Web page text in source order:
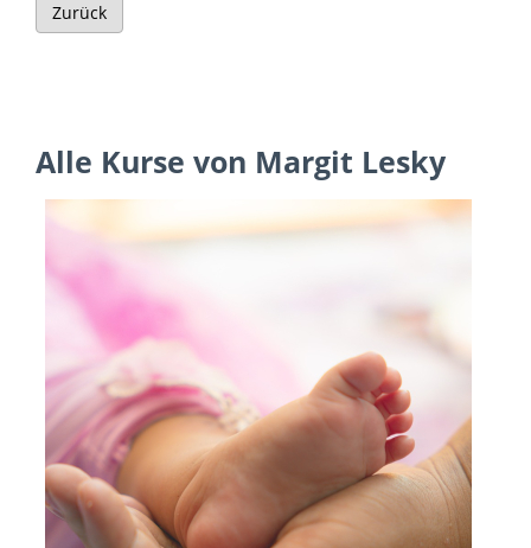
Zurück
Alle Kurse von Margit Lesky